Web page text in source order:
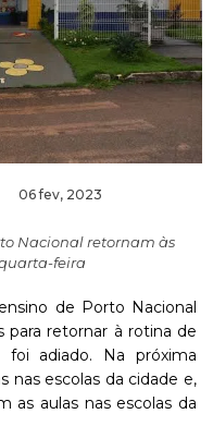
06 fev, 2023
Nacional retornam às
feira
de Porto Nacional
para retornar à rotina de
adiado. Na próxima
nas escolas da cidade e,
as aulas nas escolas da